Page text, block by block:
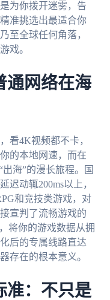
为你拨开迷雾，告
准挑选出最适合你
至全球任何角落，
戏。
通网络在海
看4K视频都不卡，
的本地网速，而在
海”的漫长旅程。国
迟动辄200ms以上，
和竞技类游戏，对
宣判了流畅游戏的
将你的游戏数据从拥
后的专属线路直达
存在的根本意义。
准：不只是